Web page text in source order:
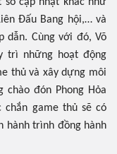
Đấu Bang hội,… và
dẫn. Cùng với đó, Võ
trì những hoạt động
thủ và xây dựng môi
đón Phong Hỏa
chắn game thủ sẽ có
hành trình đồng hành